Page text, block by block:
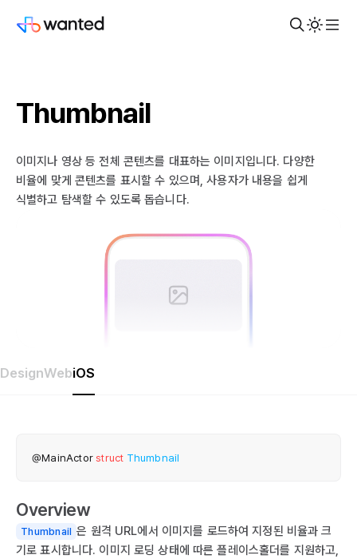
Thumbnail
이미지나 영상 등 전체 콘텐츠를 대표하는 이미지입니다. 다양한
비율에 맞게 콘텐츠를 표시할 수 있으며, 사용자가 내용을 쉽게
식별하고 탐색할 수 있도록 돕습니다.
DesignWebiOS
@MainActor struct Thumbnail
Overview
Thumbnail 은 원격 URL에서 이미지를 로드하여 지정된 비율과 크
기로 표시합니다. 이미지 로딩 상태에 따른 플레이스홀더를 지원하고,